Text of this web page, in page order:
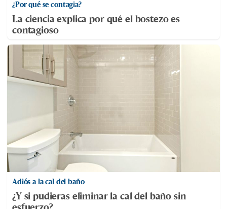
¿Por qué se contagia?
La ciencia explica por qué el bostezo es
contagioso
Adiós a la cal del baño
¿Y si pudieras eliminar la cal del baño sin